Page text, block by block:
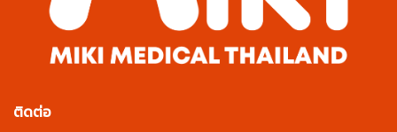
ติดต่อ